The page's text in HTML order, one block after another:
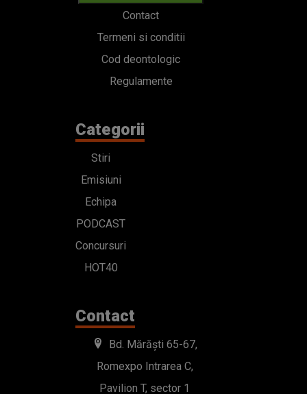
Contact
Termeni si conditii
Cod deontologic
Regulamente
Categorii
Stiri
Emisiuni
Echipa
PODCAST
Concursuri
HOT40
Contact
Bd. Mărăști 65-67,
Romexpo Intrarea C,
Pavilion T, sector 1